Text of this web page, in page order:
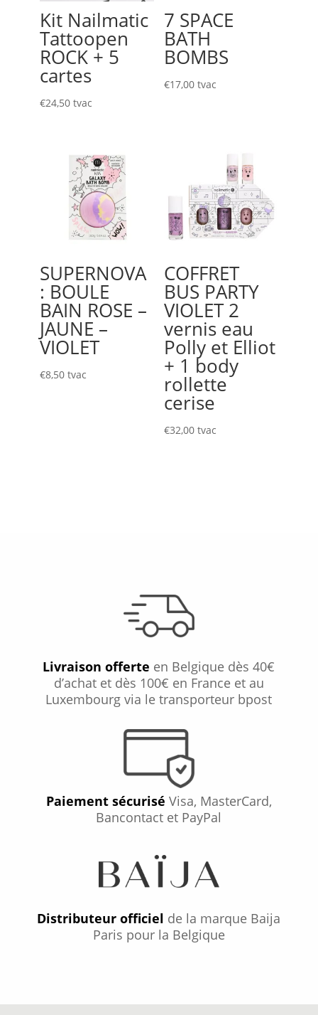
Kit Nailmatic
Tattoopen
ROCK + 5
cartes
€24,50 tvac
7 SPACE
BATH
BOMBS
€17,00 tvac
SUPERNOVA
: BOULE
BAIN ROSE –
JAUNE –
VIOLET
€8,50 tvac
COFFRET
BUS PARTY
VIOLET 2
vernis eau
Polly et Elliot
+ 1 body
rollette
cerise
€32,00 tvac
Livraison offerte en Belgique dès 40€
d’achat et dès 100€ en France et au
Luxembourg via le transporteur bpost
Paiement sécurisé Visa, MasterCard,
Bancontact et PayPal
Distributeur officiel de la marque Baija
Paris pour la Belgique